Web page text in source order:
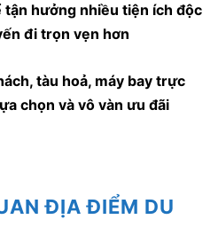
tận hưởng nhiều tiện ích độc
đi trọn vẹn hơn
tàu hoả, máy bay trực
chọn và vô vàn ưu đãi
ĐỊA ĐIỂM DU